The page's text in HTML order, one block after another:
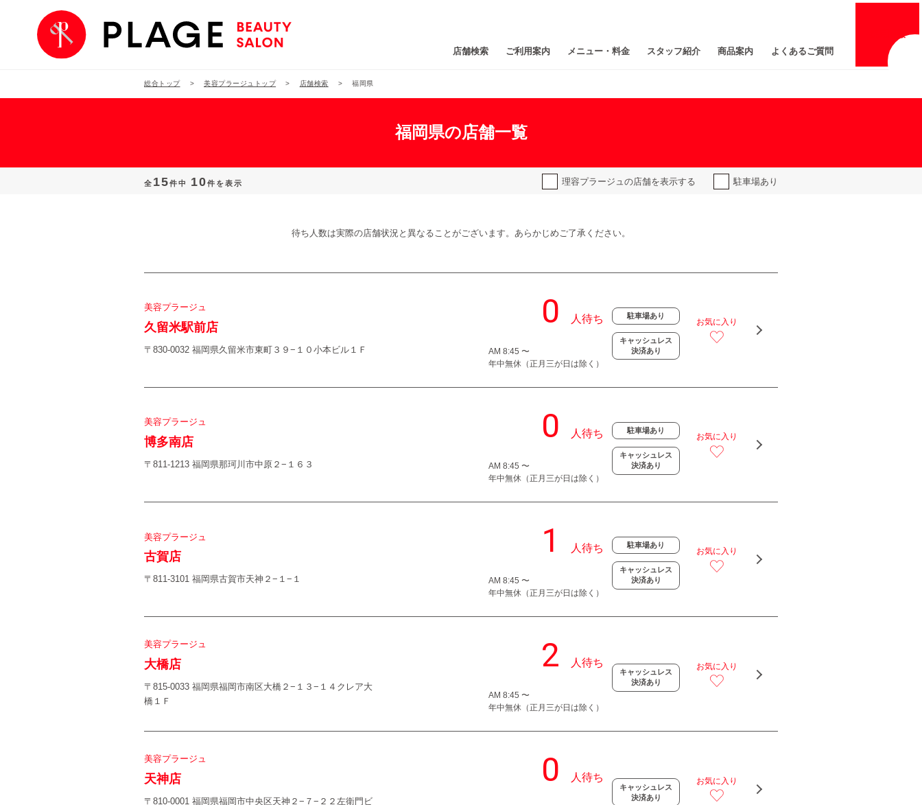
情報
店舗検索 ご利用案内 メニュー・料金 スタッフ紹介 商品案内 よくあるご質問
総合トップ 美容プラージュトップ 店舗検索 福岡県
福岡県の店舗一覧
全 15件中 10件を表示 理容プラージュの店舗を表示する 駐車場あり
待ち人数は実際の店舗状況と異なることがございます。あらかじめご了承ください。
美容プラージュ
久留米駅前店
〒830-0032 福岡県久留米市東町３９−１０小本ビル１Ｆ
AM 8:45 〜
年中無休（正月三が日は除く）
駐車場あり
キャッシュレス
決済あり
お気に入り
美容プラージュ
博多南店
〒811-1213 福岡県那珂川市中原２−１６３
AM 8:45 〜
年中無休（正月三が日は除く）
駐車場あり
キャッシュレス
決済あり
お気に入り
美容プラージュ
古賀店
〒811-3101 福岡県古賀市天神２−１−１
AM 8:45 〜
年中無休（正月三が日は除く）
駐車場あり
キャッシュレス
決済あり
お気に入り
美容プラージュ
大橋店
〒815-0033 福岡県福岡市南区大橋２−１３−１４クレア大
橋１Ｆ
AM 8:45 〜
年中無休（正月三が日は除く）
キャッシュレス
決済あり
お気に入り
美容プラージュ
天神店
〒810-0001 福岡県福岡市中央区天神２−７−２２左衛門ビ
キャッシュレス
決済あり
お気に入り